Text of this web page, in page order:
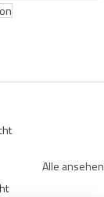
Alle ansehen